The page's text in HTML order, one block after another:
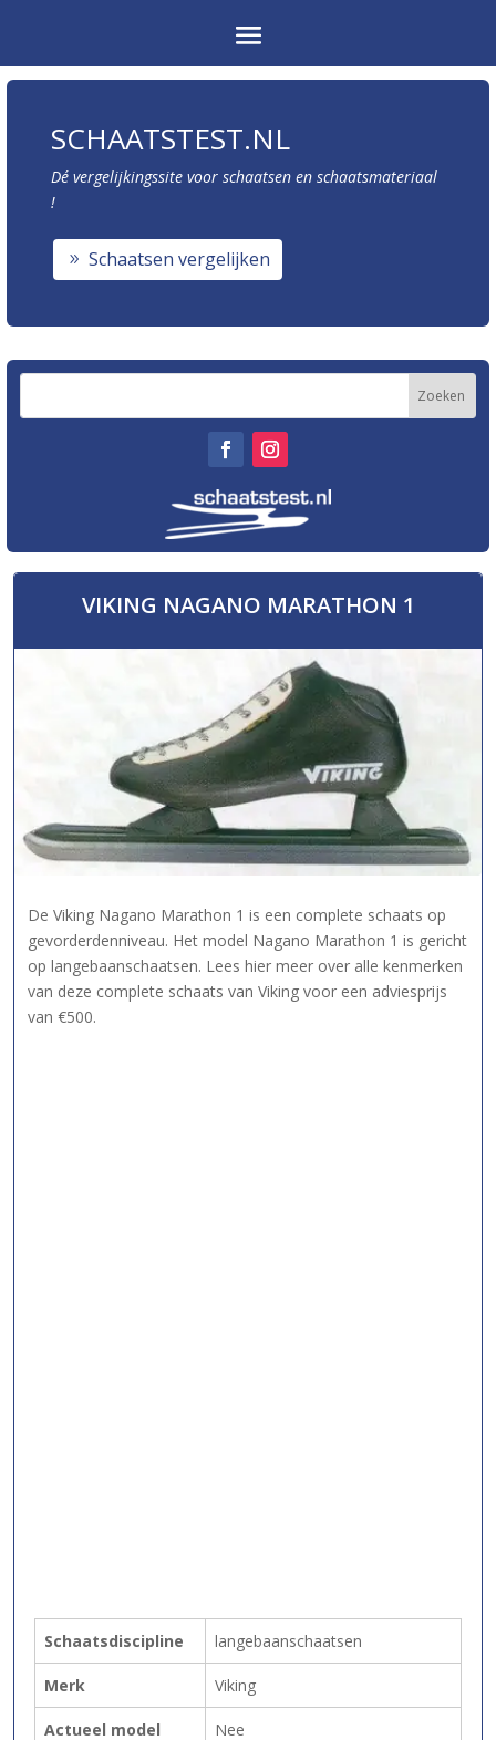
SCHAATSTEST.NL
Dé vergelijkingssite voor schaatsen en schaatsmateriaal
!
Schaatsen vergelijken
VIKING NAGANO MARATHON 1
De Viking Nagano Marathon 1 is een complete schaats op
gevorderdenniveau. Het model Nagano Marathon 1 is gericht
op langebaanschaatsen. Lees hier meer over alle kenmerken
van deze complete schaats van Viking voor een adviesprijs
van €500.
Schaatsdiscipline langebaanschaatsen
Merk Viking
Actueel model Nee